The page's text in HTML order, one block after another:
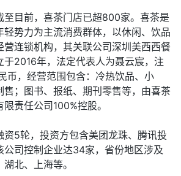
至目前，喜茶门店已超800家。喜茶是
轻势力为主流消费群体，以休闲、饮品
营连锁机构，其关联公司深圳美西西餐
于2016年，法定代表人为聂云宸，注
币，经营范围包含：冷热饮品、小
售；图书、报纸、期刊零售等，由喜茶
限责任公司100%控股。
资5轮，投资方包含美团龙珠、腾讯投
公司控制企业达34家，省份地区涉及
北、上海等。